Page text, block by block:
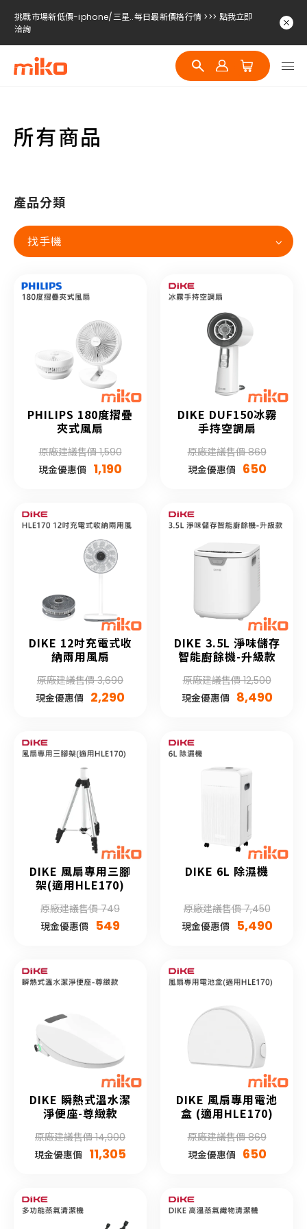
挑戰市場新低價-iphone/三星..每日最新價格行情 >>> 點我立即
洽詢
挑戰市場新低價-iphone/三星..每日最新價格行情 >>> 點我立即
洽詢
挑戰市場新低價-iphone/三星..每日最新價格行情 >>> 點我立即
所有商品
產品分類
找手機
PHILIPS 180度摺疊
夾式風扇
原廠建議售價 1,590
現金優惠價 1,190
DIKE DUF150冰霧
手持空調扇
原廠建議售價 869
現金優惠價 650
DIKE 12吋充電式收
納兩用風扇
原廠建議售價 3,690
現金優惠價 2,290
DIKE 3.5L 淨味儲存
智能廚餘機-升級款
原廠建議售價 12,500
現金優惠價 8,490
DIKE 風扇專用三腳
架(適用HLE170)
原廠建議售價 749
現金優惠價
549
DIKE 6L 除濕機
原廠建議售價 7,450
現金優惠價
5,490
DIKE 瞬熱式溫水潔
淨便座-尊緻款
原廠建議售價 14,900
現金優惠價 11,305
DIKE 風扇專用電池
盒 (適用HLE170)
原廠建議售價 869
現金優惠價 650